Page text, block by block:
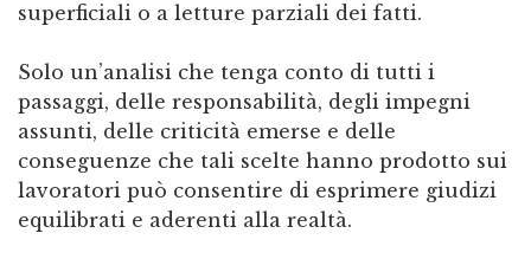
superficiali o a letture parziali dei fatti.
Solo un’analisi che tenga conto di tutti i
passaggi, delle responsabilità, degli impegni
assunti, delle criticità emerse e delle
conseguenze che tali scelte hanno prodotto sui
lavoratori può consentire di esprimere giudizi
equilibrati e aderenti alla realtà.